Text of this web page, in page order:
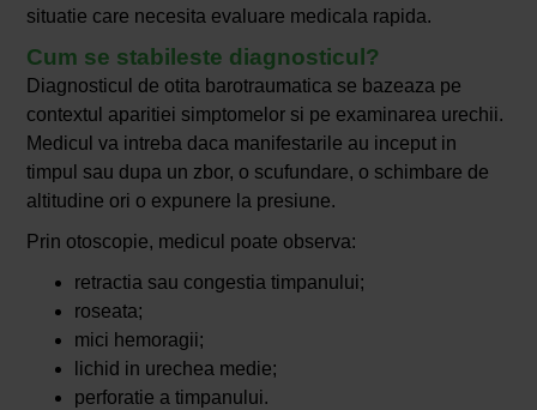
situatie care necesita evaluare medicala rapida.
Cum se stabileste diagnosticul?
Diagnosticul de otita barotraumatica se bazeaza pe
contextul aparitiei simptomelor si pe examinarea urechii.
Medicul va intreba daca manifestarile au inceput in
timpul sau dupa un zbor, o scufundare, o schimbare de
altitudine ori o expunere la presiune.
Prin otoscopie, medicul poate observa:
retractia sau congestia timpanului;
roseata;
mici hemoragii;
lichid in urechea medie;
perforatie a timpanului.